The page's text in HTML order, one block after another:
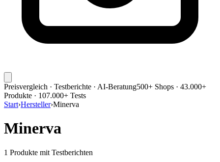
Preisvergleich · Testberichte · AI-Beratung500+ Shops · 43.000+
Produkte · 107.000+ Tests
Start›Hersteller›Minerva
Minerva
1 Produkte mit Testberichten